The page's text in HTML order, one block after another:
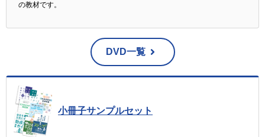
の教材です。
DVD一覧
小冊子サンプルセット